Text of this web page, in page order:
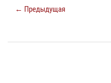
← Предыдущая